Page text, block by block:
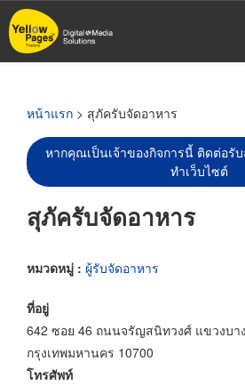
ข้าม
ไป
หน้าแรก > สุภัครับจัดอาหาร
หากคุณเป็นเจ้าของกิจการนี้ ติดต่อรั
ทำเว็บไซต์
สุภัครับจัดอาหาร
หมวดหมู่ : ผู้รับจัดอาหาร
ที่อยู่
642 ซอย 46 ถนนจรัญสนิทวงศ์ แขวงบา
กรุงเทพมหานคร 10700
โทรศัพท์